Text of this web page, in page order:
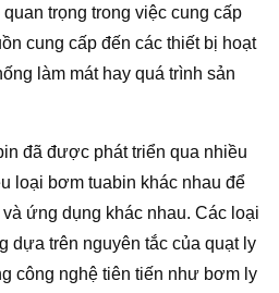
trọng trong việc cung cấp
cung cấp đến các thiết bị hoạt
làm mát hay quá trình sản
đã được phát triển qua nhiều
loại bơm tuabin khác nhau để
ứng dụng khác nhau. Các loại
dựa trên nguyên tắc của quạt ly
công nghệ tiên tiến như bơm ly